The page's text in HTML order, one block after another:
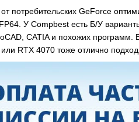
потребительских GeForce
У Compbest есть Б/У
CATIA и похожих
RTX 4070 тоже отлично